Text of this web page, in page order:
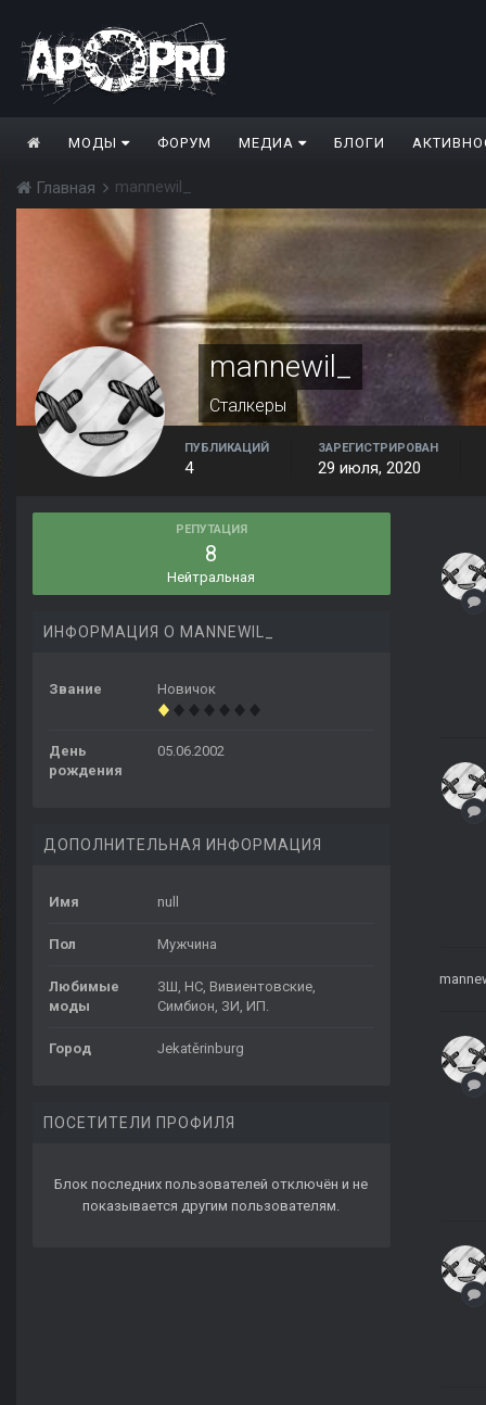
МОДЫ ФОРУМ МЕДИА БЛОГИ
Главная mannewil_
mannewil_
Сталкеры
ПУБЛИКАЦИЙ
4
ЗАРЕГИСТРИРОВАН
29 июля, 2020
РЕПУТАЦИЯ
8
Нейтральная
ИНФОРМАЦИЯ О MANNEWIL_
Звание Новичок
День
рождения
05.06.2002
ДОПОЛНИТЕЛЬНАЯ ИНФОРМАЦИЯ
Имя null
Пол Мужчина
Любимые
моды
ЗШ, НС, Вивиентовские,
Симбион, ЗИ, ИП.
Город Jekatěrinburg
ПОСЕТИТЕЛИ ПРОФИЛЯ
Блок последних пользователей отключён и не
показывается другим пользователям.